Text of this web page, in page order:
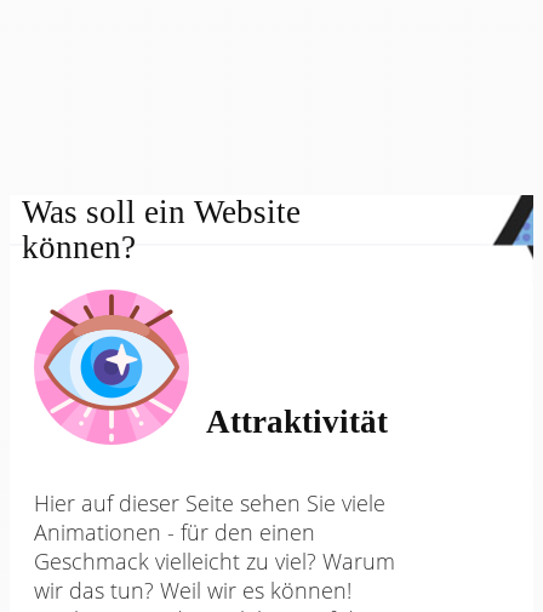
Was soll ein Website
können?
Attraktivität
Hier auf dieser Seite sehen Sie viele
Animationen - für den einen
Geschmack vielleicht zu viel? Warum
wir das tun? Weil wir es können!